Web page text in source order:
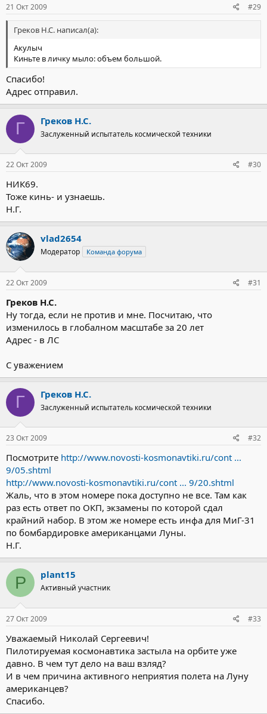
21 Окт 2009 #29
Греков Н.С. написал(а):
Акулыч
Киньте в личку мыло: объем большой.
Спасибо!
Адрес отправил.
Г Греков Н.С.
Заслуженный испытатель космической техники
22 Окт 2009 #30
НИК69.
Тоже кинь- и узнаешь.
Н.Г.
vlad2654
Модератор Команда форума
22 Окт 2009 #31
Греков Н.С.
Ну тогда, если не против и мне. Посчитаю, что
изменилось в глобалном масштабе за 20 лет
Адрес - в ЛС
С уважением
Г Греков Н.С.
Заслуженный испытатель космической техники
23 Окт 2009 #32
Посмотрите http://www.novosti-kosmonavtiki.ru/cont ...
9/05.shtml
http://www.novosti-kosmonavtiki.ru/cont ... 9/20.shtml
Жаль, что в этом номере пока доступно не все. Там как
раз есть ответ по ОКП, экзамены по которой сдал
крайний набор. В этом же номере есть инфа для МиГ-31
по бомбардировке американцами Луны.
Н.Г.
P plant15
Активный участник
27 Окт 2009 #33
Уважаемый Николай Сергеевич!
Пилотируемая космонавтика застыла на орбите уже
давно. В чем тут дело на ваш взляд?
И в чем причина активного неприятия полета на Луну
американцев?
Спасибо.